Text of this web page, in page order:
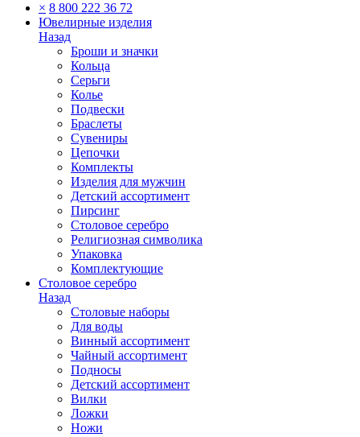
× 8 800 222 36 72
Ювелирные изделия
Назад
Броши и значки
Кольца
Серьги
Колье
Подвески
Браслеты
Сувениры
Цепочки
Комплекты
Изделия для мужчин
Детский ассортимент
Пирсинг
Столовое серебро
Религиозная символика
Упаковка
Комплектующие
Столовое серебро
Назад
Столовые наборы
Для воды
Винный ассортимент
Чайный ассортимент
Подносы
Детский ассортимент
Вилки
Ложки
Ножи